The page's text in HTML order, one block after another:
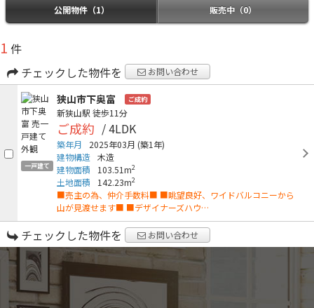
公開物件（1） 販売中（0）
1 件
チェックした物件を
お問い合わせ
一戸建て
狭山市下奥富 ご成約
新狭山駅 徒歩11分
ご成約 / 4LDK
築年月 2025年03月 (築1年)
建物構造 木造
建物面積
103.51m2
土地面積 142.23m2
■売主の為、仲介手数料■ ■眺望良好、ワイドバルコニーから
山が見渡せます■ ■デザイナーズハウ…
チェックした物件を お問い合わせ